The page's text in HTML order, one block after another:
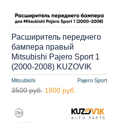
Mitsubishi Pajero Sport
Расширитель переднего
бампера правый
Mitsubishi Pajero Sport 1
(2000-2008) KUZOVIK
3500 руб. 1800 руб.